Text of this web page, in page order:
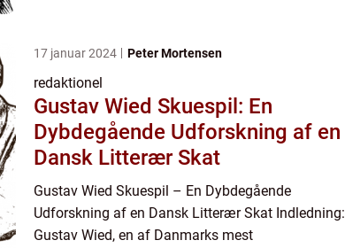
17 januar 2024 Peter Mortensen
redaktionel
Gustav Wied Skuespil: En
Dybdegående Udforskning af en
Dansk Litterær Skat
Gustav Wied Skuespil – En Dybdegående
Udforskning af en Dansk Litterær Skat Indledning:
Gustav Wied, en af Danmarks mest